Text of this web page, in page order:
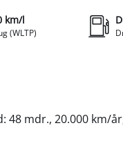
(WLTP)
km/l
48 mdr., 20.000 km/